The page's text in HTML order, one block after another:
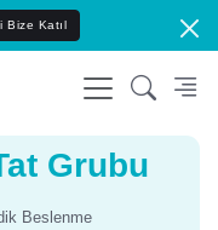
Bize Katıl
Grubu
Beslenme